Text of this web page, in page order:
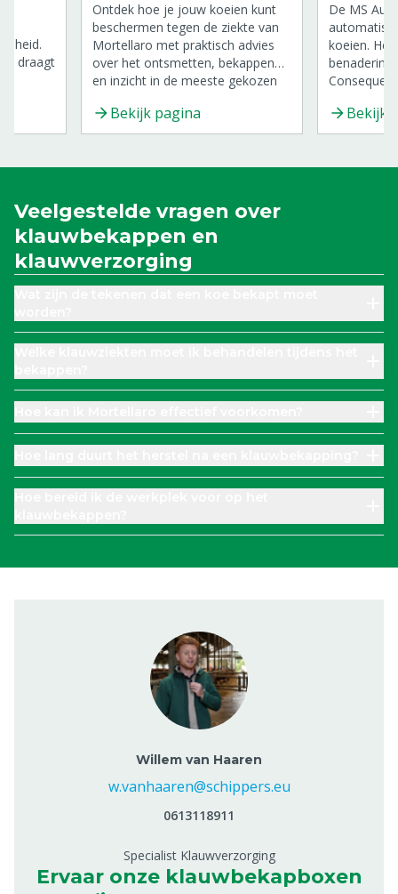
draagt
Ontdek hoe je jouw koeien kunt
beschermen tegen de ziekte van
Mortellaro met praktisch advies
over het ontsmetten, bekappen
en inzicht in de meeste gekozen
Bekijk pagina
De MS
koeien. Het
benadering
bestrijden
line
Bekijk
Veelgestelde vragen over
klauwbekappen en
klauwverzorging
Willem van Haaren
w.vanhaaren@schippers.eu
0613118911
Specialist Klauwverzorging
Ervaar onze klauwbekapboxen